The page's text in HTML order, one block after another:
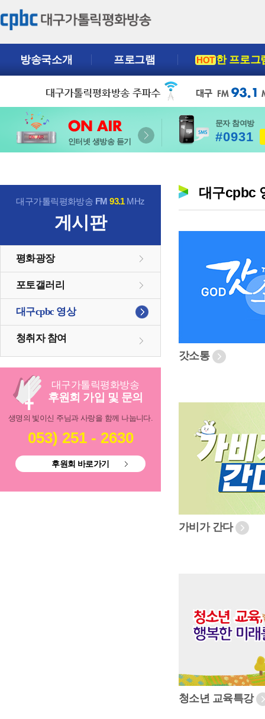
방송국소개 프로그램 HOT한 프로그
인터넷 생방송 듣기
문자 참여방
#0931
대구가톨릭평화방송 FM93.1MHz
게시판
평화광장
포토갤러리
대구cpbc 영상
청취자 참여
대구가톨릭평화방송
후원회 가입 및 문의
생명의 빛이신 주님과 사랑을 함께 나눕니다.
053) 251 - 2630
후원회 바로가기
대구cpbc
갓소통
가비가 간다
청소년 교육특강